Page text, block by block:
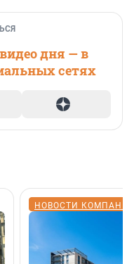
дня — в
сетях
НОВОСТИ